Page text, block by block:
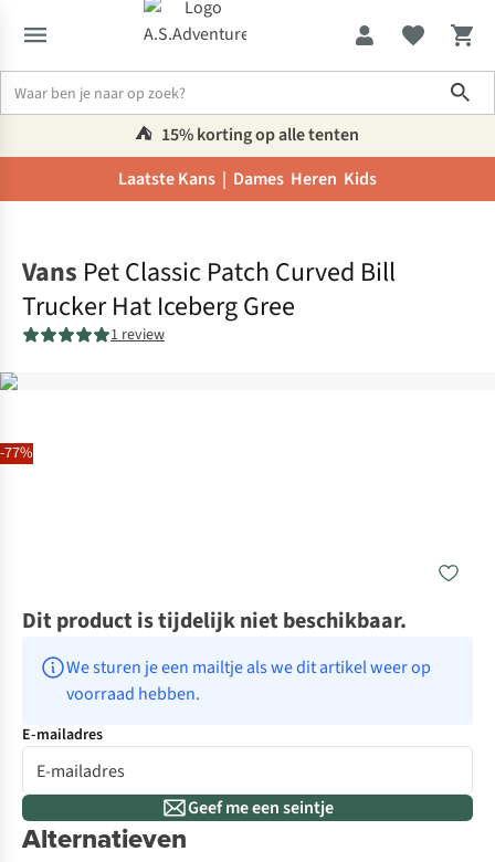
⛺️ 15% korting op alle tenten
Laatste Kans | Dames Heren Kids
-77%
Vans Pet Classic Patch Curved Bill
Trucker Hat Iceberg Gree
1 review
Dit product is tijdelijk niet beschikbaar.
We sturen je een mailtje als we dit artikel weer op
voorraad hebben.
E-mailadres
Geef me een seintje
Alternatieven